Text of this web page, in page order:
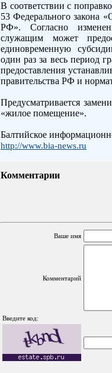
В соответствии с
53 Федерального закона
РФ». Согласно
служащим может
единовременную
один раз за весь период
предоставления
правительства РФ и
Предусматривается
«жилое помещение».
Балтийское
http://www.bia-news.ru
Комментарии
Ваше имя
Комментарий
Введите код: